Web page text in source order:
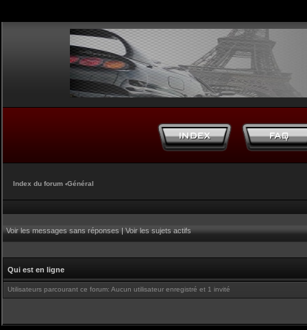
Index du forum ‹Général
Voir les messages sans réponses|Voir les sujets actifs
Qui est en ligne
Utilisateurs parcourant ce forum: Aucun utilisateur enregistré et 1 invité